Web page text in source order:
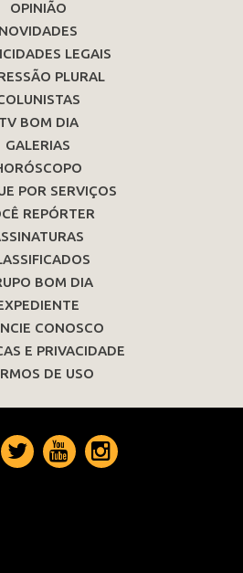
OPINIÃO
NOVIDADES
LEGAIS
PLURAL
TV BOM DIA
GALERIAS
POR SERVIÇOS
REPÓRTER
BOM DIA
CONOSCO
E PRIVACIDADE
DE USO